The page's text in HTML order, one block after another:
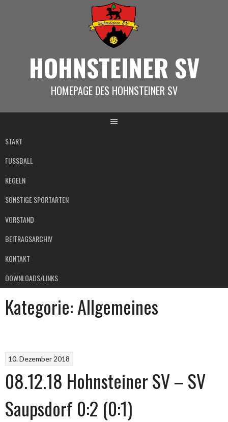
HOHNSTEINER SV
HOMEPAGE DES HOHNSTEINER SV
START
FUSSBALL
KEGELN
SONSTIGE SPORTARTEN
VORSTAND
BEITRAGSARCHIV
KONTAKT
DOWNLOADS/LINKS
Kategorie:Allgemeines
10. Dezember 2018
08.12.18 Hohnsteiner SV – SV
Saupsdorf 0:2 (0:1)